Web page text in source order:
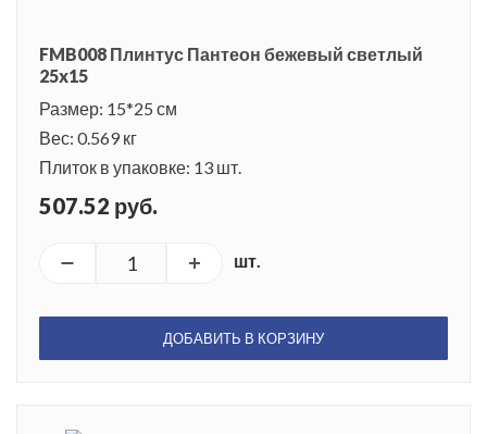
FMB008 Плинтус Пантеон бежевый светлый
25x15
Размер: 15*25 см
Вес: 0.569 кг
Плиток в упаковке: 13 шт.
507.52 руб.
шт.
ДОБАВИТЬ В КОРЗИНУ